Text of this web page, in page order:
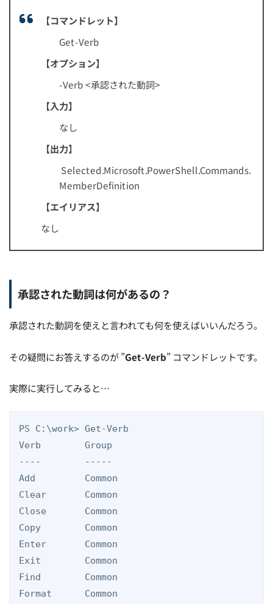
【コマンドレット】
Get-Verb
【オプション】
-Verb <承認された動詞>
【入力】
なし
【出力】
Selected.Microsoft.PowerShell.Commands.
MemberDefinition
【エイリアス】
なし
承認された動詞は何があるの？
承認された動詞を使えと言われても何を使えばいいんだろう。
その疑問にお答えするのが ”Get-Verb” コマンドレットです。
実際に実行してみると…
PS C:\work> Get-Verb
Verb        Group
----        -----
Add         Common
Clear       Common
Close       Common
Copy        Common
Enter       Common
Exit        Common
Find        Common
Format      Common